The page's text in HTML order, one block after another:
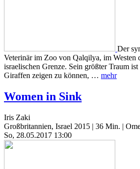
Der
Veterinär im Zoo von Qalqilya, im Westen
israelischen Grenze. Sein größter Traum
Giraffen zeigen zu können, … mehr
Women in Sink
Iris Zaki
Großbritannien, Israel 2015 | 36 Min. |
So, 28.05.2017 13:00